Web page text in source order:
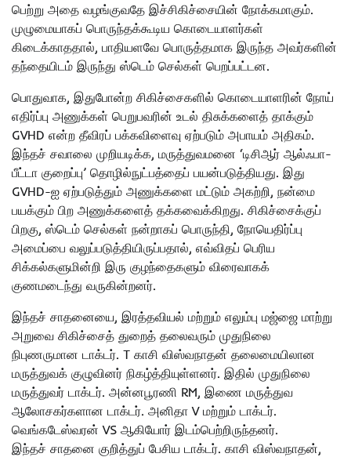
பெற்று அதை வழங்குவதே இச்சிகிச்சையின் நோக்கமாகும்.
முழுமையாகப் பொருந்தக்கூடிய கொடையாளர்கள்
கிடைக்காததால், பாதியளவே பொருத்தமாக இருந்த அவர்களின்
தந்தையிடம் இருந்து ஸ்டெம் செல்கள் பெறப்பட்டன.
பொதுவாக, இதுபோன்ற சிகிச்சைகளில் கொடையாளரின் நோய்
எதிர்ப்பு அணுக்கள் பெறுபவரின் உடல் திசுக்களைத் தாக்கும்
GVHD என்ற தீவிரப் பக்கவிளைவு ஏற்படும் அபாயம் அதிகம்.
இந்தச் சவாலை முறியடிக்க, மருத்துவமனை ‘டிசிஆர் ஆல்ஃபா-
பீட்டா குறைப்பு’ தொழில்நுட்பத்தைப் பயன்படுத்தியது. இது
GVHD-ஐ ஏற்படுத்தும் அணுக்களை மட்டும் அகற்றி, நன்மை
பயக்கும் பிற அணுக்களைத் தக்கவைக்கிறது. சிகிச்சைக்குப்
பிறகு, ஸ்டெம் செல்கள் நன்றாகப் பொருந்தி, நோயெதிர்ப்பு
அமைப்பை வலுப்படுத்தியிருப்பதால், எவ்விதப் பெரிய
சிக்கல்களுமின்றி இரு குழந்தைகளும் விரைவாகக்
குணமடைந்து வருகின்றனர்.
இந்தச் சாதனையை, இரத்தவியல் மற்றும் எலும்பு மஜ்ஜை மாற்று
அறுவை சிகிச்சைத் துறைத் தலைவரும் முதுநிலை
நிபுணருமான டாக்டர். T காசி விஸ்வநாதன் தலைமையிலான
மருத்துவக் குழுவினர் நிகழ்த்தியுள்ளனர். இதில் முதுநிலை
மருத்துவர் டாக்டர். அன்னபூரணி RM, இணை மருத்துவ
ஆலோசகர்களான டாக்டர். அனிதா V மற்றும் டாக்டர்.
வெங்கடேஸ்வரன் VS ஆகியோர் இடம்பெற்றிருந்தனர்.
இந்தச் சாதனை குறித்துப் பேசிய டாக்டர். காசி விஸ்வநாதன்,